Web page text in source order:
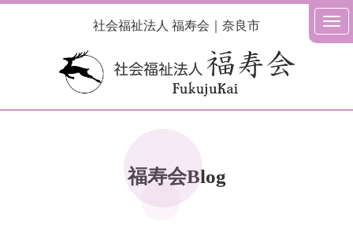
社会福祉法人 福寿会｜奈良市
福寿会Blog